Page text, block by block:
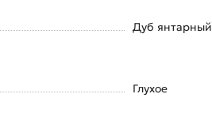
Дуб янтарный
Глухое